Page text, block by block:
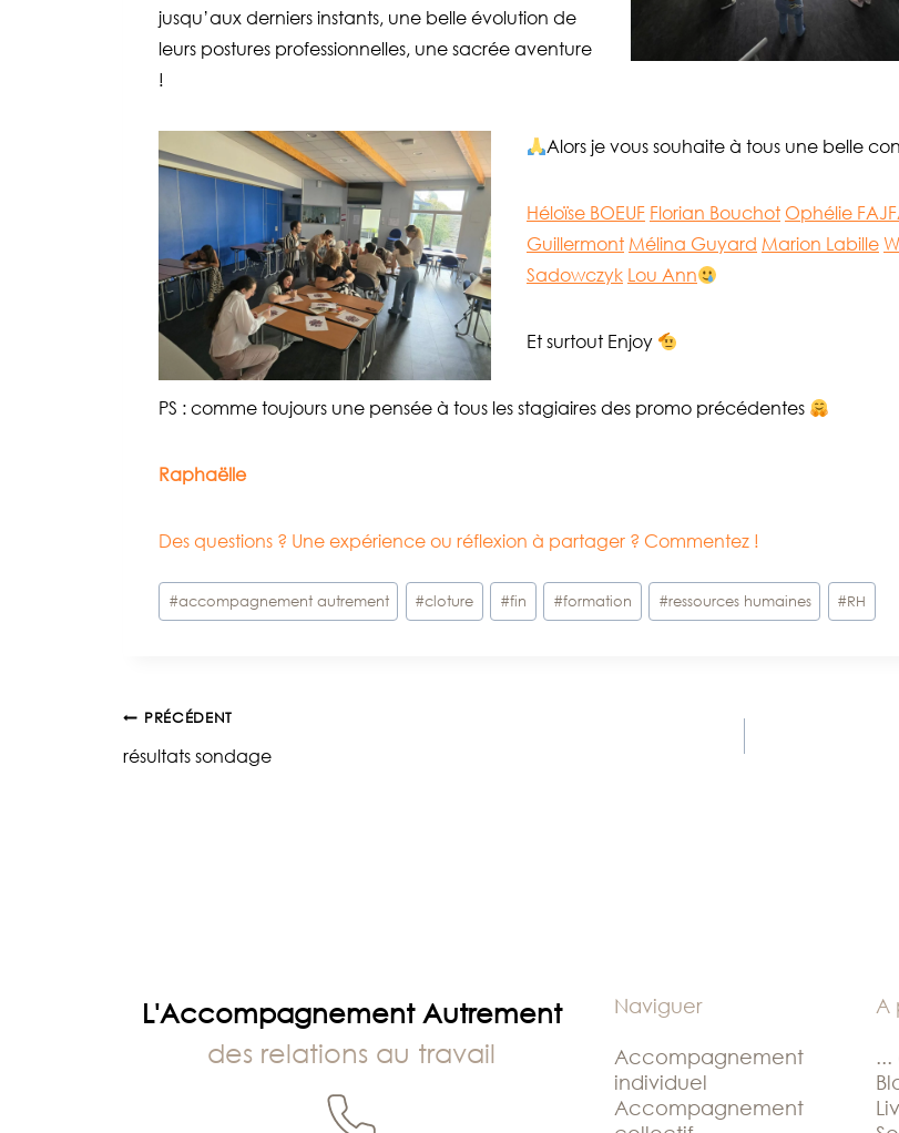
jusqu’aux derniers instants, une belle évolution de
leurs postures professionnelles, une sacrée aventure
!
Alors je vous souhaite à tous une belle
Héloïse BOEUF Florian Bouchot Ophélie
Guillermont Mélina Guyard Marion Labille
Sadowczyk Lou Ann
Et surtout Enjoy
PS : comme toujours une pensée à tous les stagiaires des promo précédentes
Raphaëlle
Des questions ? Une expérience ou réflexion à partager ? Commentez !
Étiquettes
de
#accompagnement autrement #cloture #fin #formation #ressources humaines #RH
Navigation
PRÉCÉDENT
résultats sondage
L'Accompagnement Autrement
des relations au travail
Naviguer
Accompagnement
individuel
Accompagnement
A